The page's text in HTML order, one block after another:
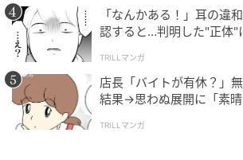
クリエイター情報
「なんかある！」耳の違
認すると…判明した"正体"
TRILLマンガ
店長「バイトが有休？」
結果→思わぬ展開に「素
TRILLマンガ